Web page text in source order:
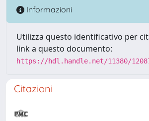
Informazioni
Utilizza questo identificativo per
link a questo documento:
https://hdl.handle.net/11380/
Citazioni